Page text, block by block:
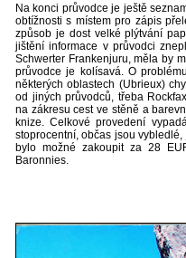
Na konci průvodce je ještě
obtížnosti s místem pro zápis
způsob je dost velké plýtvání
jištění informace v průvodci
Schwerter Frankenjuru, měla by
průvodce je kolísavá. O
některých oblastech (Ubrieux)
od jiných průvodců, třeba
na zákresu cest ve stěně a
knize. Celkové provedení
stoprocentní, občas jsou
bylo možné zakoupit za 28
Baronnies.